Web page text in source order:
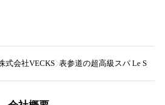
式会社VECKS 表参道の超高級スパ Le Spa